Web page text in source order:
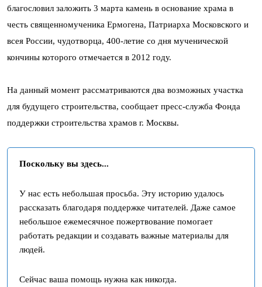
благословил заложить 3 марта камень в основание храма в
честь священномученика Ермогена, Патриарха Московского и
всея России, чудотворца, 400-летие со дня мученической
кончины которого отмечается в 2012 году.
На данный момент рассматриваются два возможных участка
для будущего строительства, сообщает пресс-служба Фонда
поддержки строительства храмов г. Москвы.
Поскольку вы здесь...
У нас есть небольшая просьба. Эту историю удалось
рассказать благодаря поддержке читателей. Даже самое
небольшое ежемесячное пожертвование помогает
работать редакции и создавать важные материалы для
людей.
Сейчас ваша помощь нужна как никогда.